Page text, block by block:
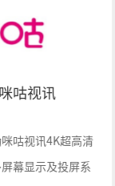
咕视讯
咕视讯4K超高清
幕显示及投屏系